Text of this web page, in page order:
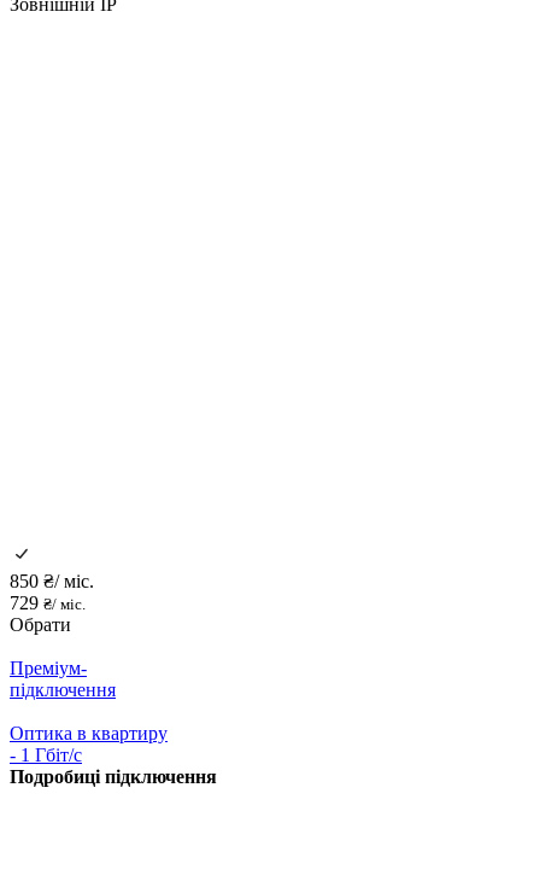
850 ₴/ міс.
729 ₴/ міс.
Обрати
Преміум-
підключення
Оптика в квартиру
- 1 Гбіт/с
Подробиці підключення